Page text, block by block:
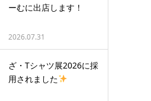
ーむに出店します！
2026.07.31
ざ・Tシャツ展2026に採
用されました